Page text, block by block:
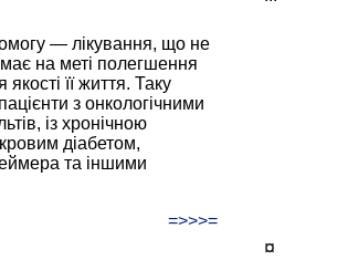
— лікування, що не
на меті полегшення
її життя. Таку
з онкологічними
із хронічною
діабетом,
та іншими
=>>>=
¤